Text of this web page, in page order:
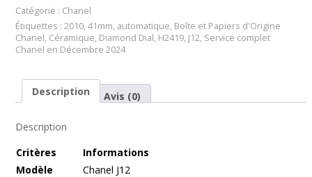
Catégorie : Chanel
Étiquettes : 2010, 41mm, automatique, Boîte et Papiers d'Origine
Chanel, Céramique, Diamond Dial, H2419, J12, Service complet
Chanel en Décembre 2024
Description Avis (0)
Description
Critères
Informations
Modèle
Chanel J12